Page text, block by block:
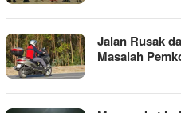
Jalan Rusak
Masalah